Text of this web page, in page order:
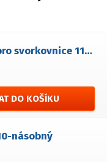
držák pojistky pro svorkovnice 1106-F/xP
DO KOŠÍKU
násobný